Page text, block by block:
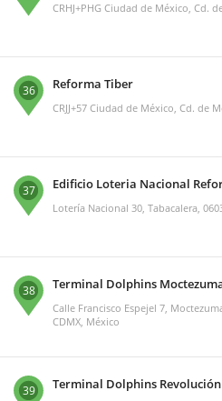
CRHJ+PHG Ciudad de México, Cd.
36 Reforma Tiber
CRJJ+57 Ciudad de México, Cd. de
37 Edificio Loteria Nacional
Lotería Nacional 30, Tabacalera,
38 Terminal Dolphins
Calle Francisco Espejel 7,
CDMX, México
39 Terminal Dolphins Revolución